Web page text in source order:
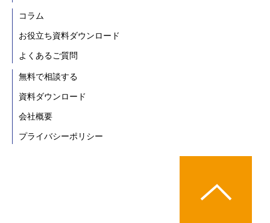
コラム
お役立ち資料ダウンロード
よくあるご質問
無料で相談する
資料ダウンロード
会社概要
プライバシーポリシー